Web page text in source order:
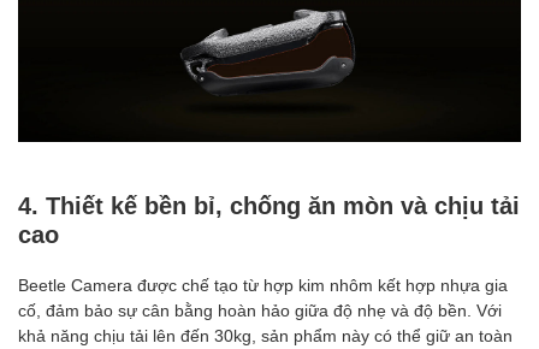
4. Thiết kế bền bỉ, chống ăn mòn và chịu tải
cao
Beetle Camera được chế tạo từ hợp kim nhôm kết hợp nhựa gia
cố, đảm bảo sự cân bằng hoàn hảo giữa độ nhẹ và độ bền. Với
khả năng chịu tải lên đến 30kg, sản phẩm này có thể giữ an toàn